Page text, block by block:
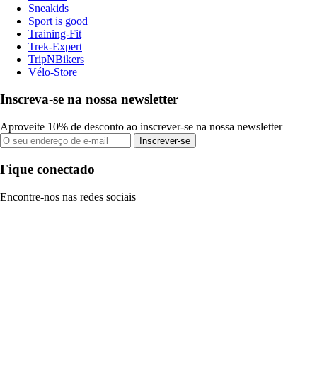
Sneakids
Sport is good
Training-Fit
Trek-Expert
TripNBikers
Vélo-Store
Inscreva-se na nossa newsletter
Aproveite 10% de desconto ao inscrever-se na nossa newsletter
Inscrever-se
Fique conectado
Encontre-nos nas redes sociais